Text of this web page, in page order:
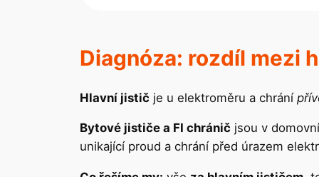
Diagnóza: rozdíl mezi
Hlavní jistič je u elektroměru a chrání
Bytové jističe a FI chránič jsou v
unikající proud a chrání před úrazem